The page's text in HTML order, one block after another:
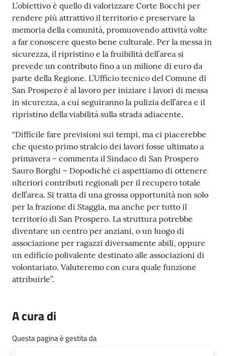
L’obiettivo è quello di valorizzare Corte Bocchi per
rendere più attrattivo il territorio e preservare la
memoria della comunità, promuovendo attività volte
a far conoscere questo bene culturale. Per la messa in
sicurezza, il ripristino e la fruibilità dell’area si
prevede un contributo fino a un milione di euro da
parte della Regione. L’Ufficio tecnico del Comune di
San Prospero è al lavoro per iniziare i lavori di messa
in sicurezza, a cui seguiranno la pulizia dell’area e il
ripristino della viabilità sulla strada adiacente.
“Difficile fare previsioni sui tempi, ma ci piacerebbe
che questo primo stralcio dei lavori fosse ultimato a
primavera – commenta il Sindaco di San Prospero
Sauro Borghi – Dopodiché ci aspettiamo di ottenere
ulteriori contributi regionali per il recupero totale
dell’area. Si tratta di una grossa opportunità non solo
per la frazione di Staggia, ma anche per tutto il
territorio di San Prospero. La struttura potrebbe
diventare un centro per anziani, o un luogo di
associazione per ragazzi diversamente abili, oppure
un edificio polivalente destinato alle associazioni di
volontariato. Valuteremo con cura quale funzione
attribuirle”.
A cura di
Questa pagina è gestita da